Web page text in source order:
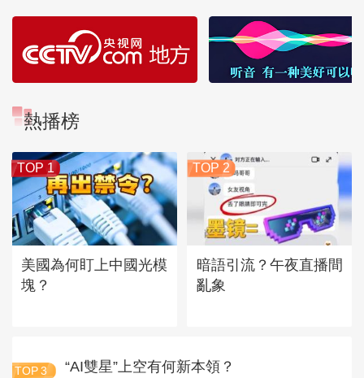
熱播榜
TOP 1
美國為何盯上中國光模
塊？
TOP 2
暗語引流？午夜直播間
亂象
TOP 3 “AI雙星”上空有何新本領？